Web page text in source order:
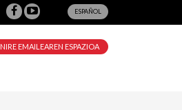
ESPAÑOL
NIRE EMAILEAREN ESPAZIOA